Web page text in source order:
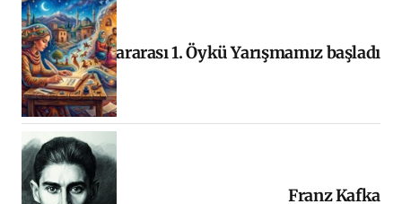
Uluslararası 1. Öykü Yarışmamız başladı
Franz Kafka